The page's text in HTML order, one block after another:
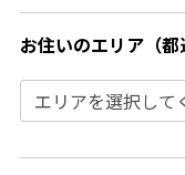
お住いのエリア（都